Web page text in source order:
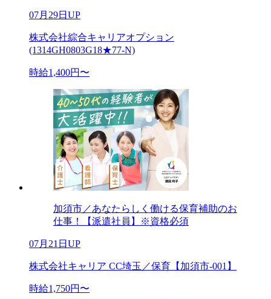
07月29日UP
株式会社綜合キャリアオプション
(1314GH0803G18★77-N)
時給1,400円〜
加須市／あなたらしく働ける保育補助のお
仕事！【派遣社員】※資格必須
07月21日UP
株式会社キャリア CC埼玉／保育【加須市-001】
時給1,750円〜